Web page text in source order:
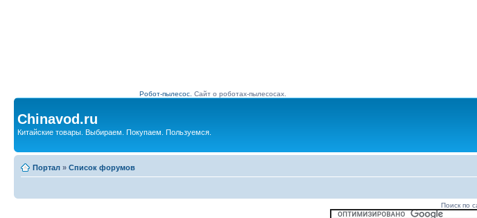
Робот-пылесос. Сайт о роботах-пылесосах.
Chinavod.ru
Китайские товары. Выбираем. Покупаем. Пользуемся.
Портал » Список форумов
Поиск по